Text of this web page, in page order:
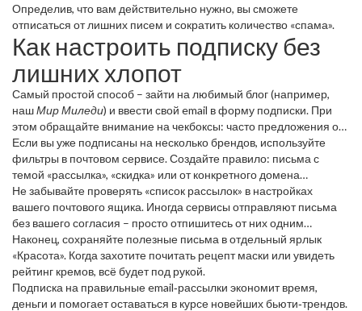
Определив, что вам действительно нужно, вы сможете
отписаться от лишних писем и сократить количество «спама».
Как настроить подписку без
лишних хлопот
Самый простой способ – зайти на любимый блог (например,
нашМир Миледи) и ввести свой email в форму подписки. При
этом обращайте внимание на чекбоксы: часто предложения о
скидках открываются отдельным «мульти‑боксом», который
можно отключить, если не интересует продажа.
Если вы уже подписаны на несколько брендов, используйте
фильтры в почтовом сервисе. Создайте правило: письма с
темой «рассылка», «скидка» или от конкретного домена
отправляйте в отдельную папку. Так важные советы о
домашнем уходе не затеряются среди рекламных баннеров.
Не забывайте проверять «список рассылок» в настройках
вашего почтового ящика. Иногда сервисы отправляют письма
без вашего согласия – просто отпишитесь от них одним
нажатием.
Наконец, сохраняйте полезные письма в отдельный ярлык
«Красота». Когда захотите почитать рецепт маски или увидеть
рейтинг кремов, всё будет под рукой.
Подписка на правильные email‑рассылки экономит время,
деньги и помогает оставаться в курсе новейших бьюти‑трендов.